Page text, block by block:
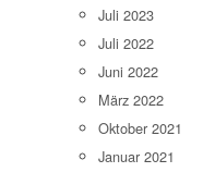
Juli 2023
Juli 2022
Juni 2022
März 2022
Oktober 2021
Januar 2021